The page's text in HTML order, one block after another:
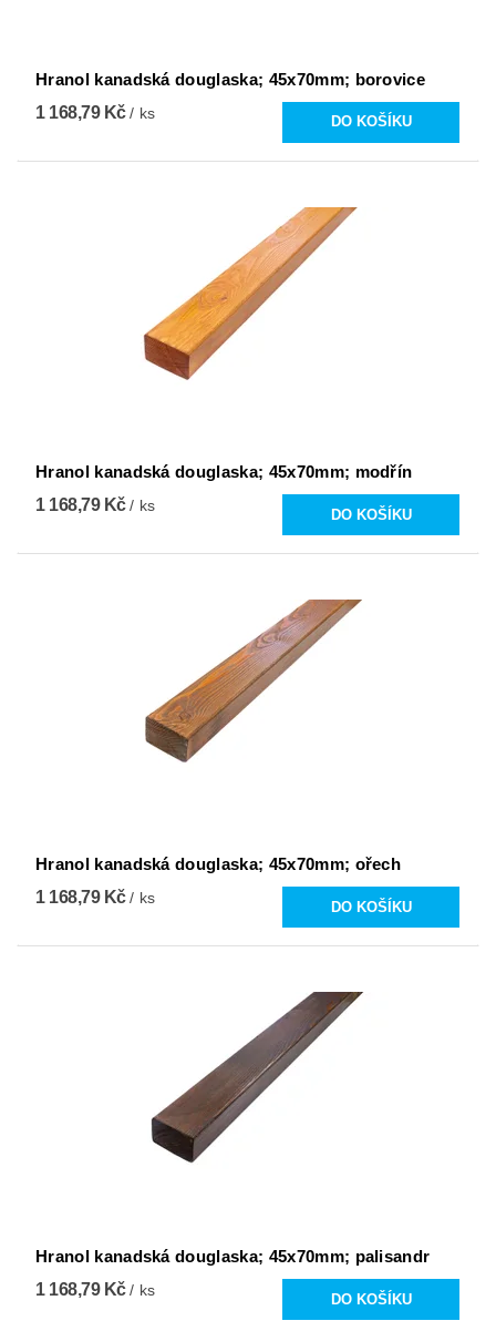
Hranol kanadská douglaska; 45x70mm; borovice
1 168,79 Kč/ ks
Hranol kanadská douglaska; 45x70mm; modřín
1 168,79 Kč/ ks
Hranol kanadská douglaska; 45x70mm; ořech
1 168,79 Kč/ ks
Hranol kanadská douglaska; 45x70mm; palisandr
1 168,79 Kč/ ks